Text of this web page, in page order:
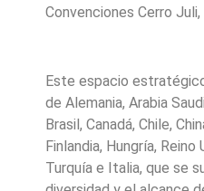
Convenciones Cerro Juli,
Este espacio
de Alemania, Arabia
Brasil, Canadá, Chile,
Finlandia, Hungría, Reino
Turquía e Italia, que se